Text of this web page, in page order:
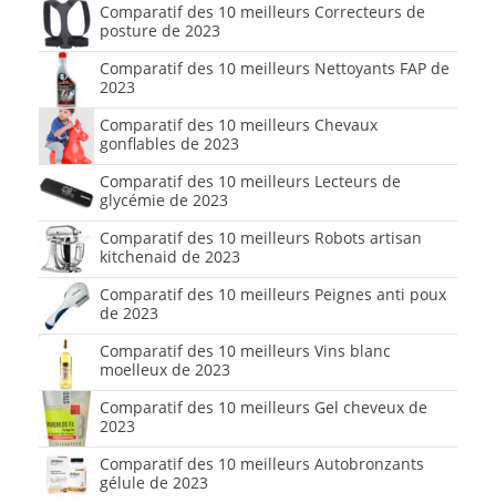
Comparatif des 10 meilleurs Correcteurs de
posture de 2023
Comparatif des 10 meilleurs Nettoyants FAP de
2023
Comparatif des 10 meilleurs Chevaux
gonflables de 2023
Comparatif des 10 meilleurs Lecteurs de
glycémie de 2023
Comparatif des 10 meilleurs Robots artisan
kitchenaid de 2023
Comparatif des 10 meilleurs Peignes anti poux
de 2023
Comparatif des 10 meilleurs Vins blanc
moelleux de 2023
Comparatif des 10 meilleurs Gel cheveux de
2023
Comparatif des 10 meilleurs Autobronzants
gélule de 2023